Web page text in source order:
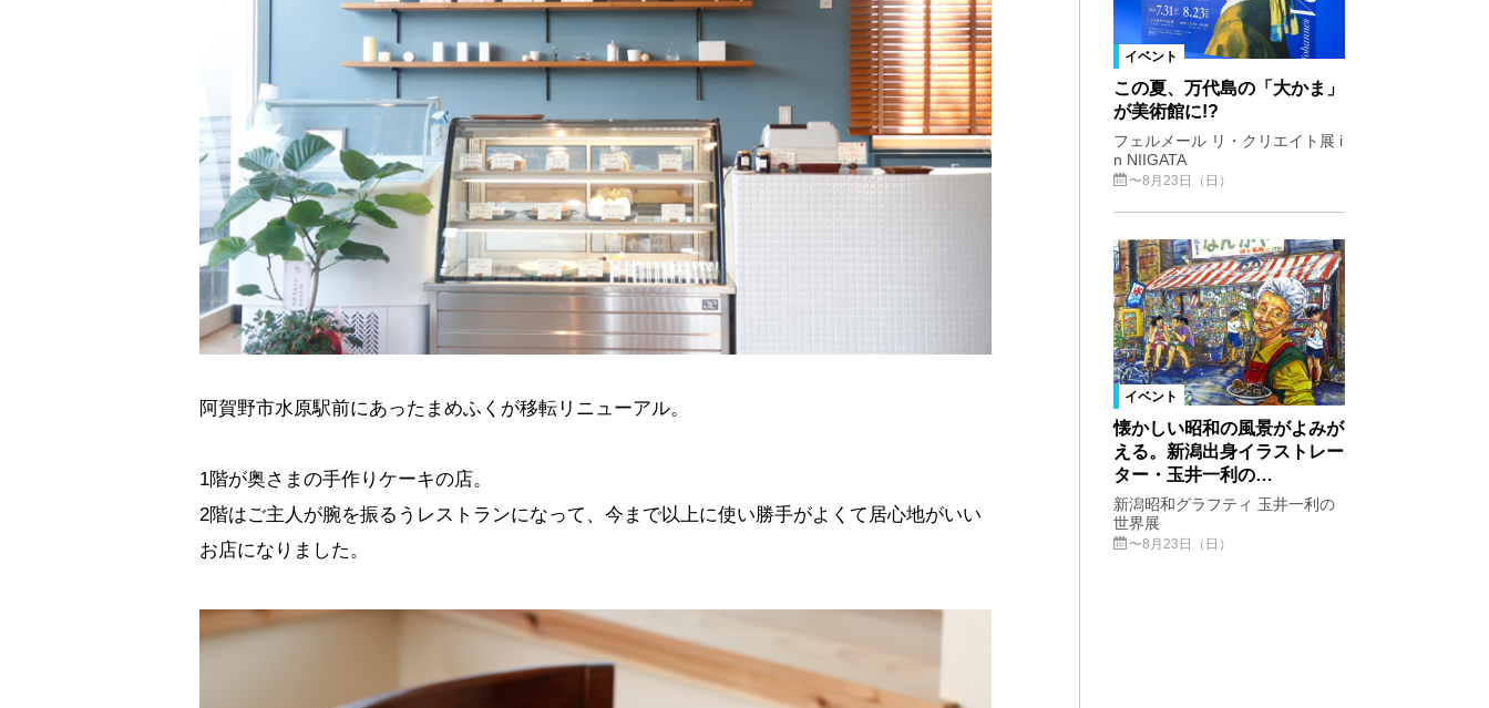
阿賀野市水原駅前にあったまめふくが移転リニューアル。
1階が奥さまの手作りケーキの店。
2階はご主人が腕を振るうレストランになって、今まで以上に使い勝手がよくて居心地がいい
お店になりました。
イベント
この夏、万代島の「大かま」
が美術館に!?
フェルメール リ・クリエイト展 i
n NIIGATA
〜8月23日（日）
イベント
懐かしい昭和の風景がよみが
える。新潟出身イラストレー
ター・玉井一利の…
新潟昭和グラフティ 玉井一利の
世界展
〜8月23日（日）